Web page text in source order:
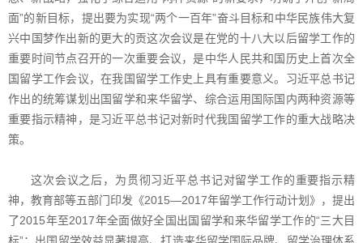
面”的新目标，提出要为实现“两个一百年”奋斗目标和中华民族伟大复
兴中国梦作出新的更大的贡这次会议是在党的十八大以后留学工作的
重要时间节点召开的一次重要会议，是中华人民共和国历史上首次全
国留学工作会议，在我国留学工作史上具有重要意义。习近平总书记
作出的统筹谋划出国留学和来华留学、综合运用国际国内两种资源等
重要指示精神，是习近平总书记对新时代我国留学工作的重大战略决
策。
这次会议之后，为贯彻习近平总书记对留学工作的重要指示精
神，教育部等五部门印发《2015—2017年留学工作行动计划》，提出
了2015年至2017年全面做好全国出国留学和来华留学工作的“三大目
标”：出国留学效益显著提高、打造来华留学国际品牌、留学治理体系